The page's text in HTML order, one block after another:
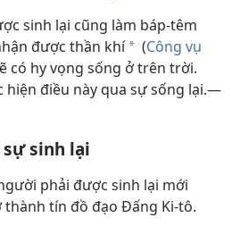
sinh lại cũng làm báp-têm
được thần khí a (Công vụ
có hy vọng sống ở trên trời.
hiện điều này qua sự sống lại.​—
sự sinh lại
phải được sinh lại mới
tín đồ đạo Đấng Ki-tô.